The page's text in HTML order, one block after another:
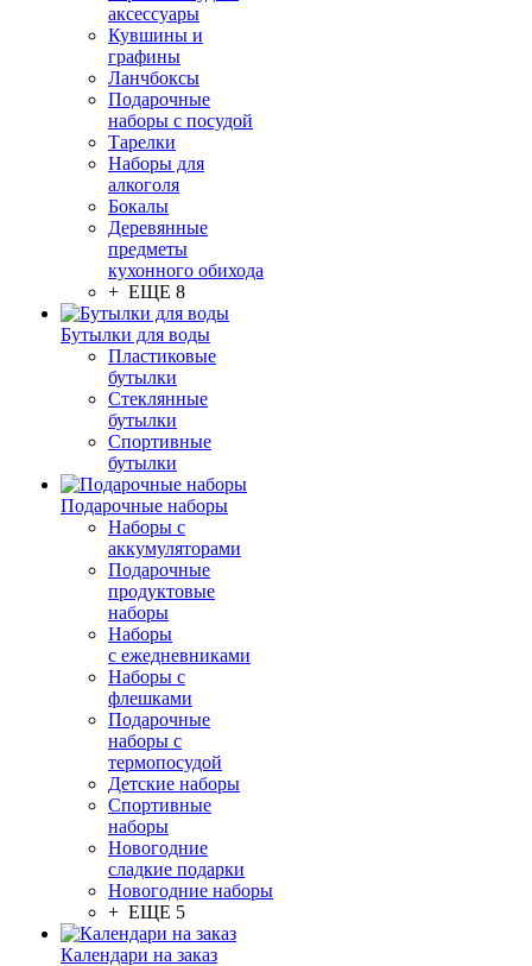
аксессуары
Кувшины и
графины
Ланчбоксы
Подарочные
наборы с посудой
Тарелки
Наборы для
алкоголя
Бокалы
Деревянные
предметы
кухонного обихода
+ ЕЩЕ 8
Бутылки для воды
Пластиковые
бутылки
Стеклянные
бутылки
Спортивные
бутылки
Подарочные наборы
Наборы с
аккумуляторами
Подарочные
продуктовые
наборы
Наборы
с ежедневниками
Наборы с
флешками
Подарочные
наборы с
термопосудой
Детские наборы
Спортивные
наборы
Новогодние
сладкие подарки
Новогодние наборы
+ ЕЩЕ 5
Календари на заказ